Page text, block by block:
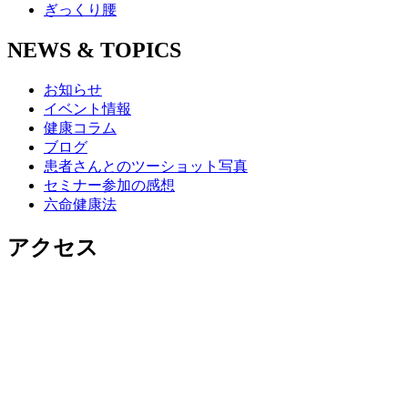
ぎっくり腰
NEWS & TOPICS
お知らせ
イベント情報
健康コラム
ブログ
患者さんとのツーショット写真
セミナー参加の感想
六命健康法
アクセス